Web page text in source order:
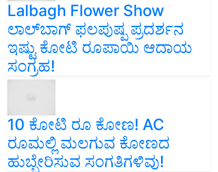
Lalbagh Flower Show
ಲಾಲ್‌ಬಾಗ್ ಫಲಪುಷ್ಪ ಪ್ರದರ್ಶನ
ಇಷ್ಟು ಕೋಟಿ ರೂಪಾಯಿ ಆದಾಯ
ಸಂಗ್ರಹ!
10 ಕೋಟಿ ರೂ ಕೋಣ! AC
ರೂಮಲ್ಲಿ ಮಲಗುವ ಕೋಣದ
ಹುಬ್ಬೇರಿಸುವ ಸಂಗತಿಗಳಿವು!